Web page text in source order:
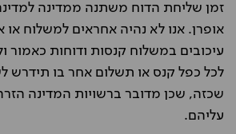
זמן שליחת הדוח משתנה ממדינה
אופרן. אנו לא נהיה אחראים למשלוח או
עיכובים במשלוח קנסות ודוחות כאמור
לכל כפל קנס או תשלום אחר בו תידרש
שכזה, שכן מדובר ברשויות המדינה הזרה
עליהם.